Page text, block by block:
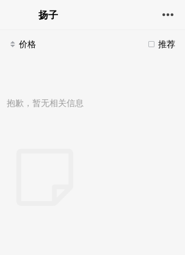
扬子
推荐
价格
抱歉，暂无相关信息